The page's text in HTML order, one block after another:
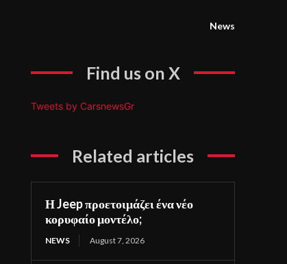
News
Find us on X
Tweets by CarsnewsGr
Related articles
Η Jeep προετοιμάζει ένα νέο
κορυφαίο μοντέλο;
NEWS August 7, 2026